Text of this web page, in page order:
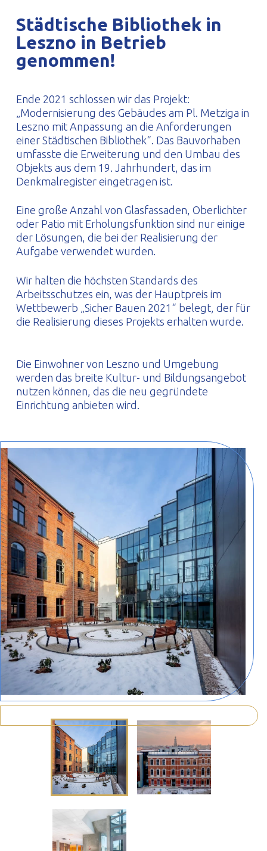
PL
Städtische Bibliothek in
Leszno in Betrieb
genommen!
Ende 2021 schlossen wir das Projekt:
„Modernisierung des Gebäudes am Pl. Metziga in
Leszno mit Anpassung an die Anforderungen
einer Städtischen Bibliothek“. Das Bauvorhaben
umfasste die Erweiterung und den Umbau des
Objekts aus dem 19. Jahrhundert, das im
Denkmalregister eingetragen ist.
Eine große Anzahl von Glasfassaden, Oberlichter
oder Patio mit Erholungsfunktion sind nur einige
der Lösungen, die bei der Realisierung der
Aufgabe verwendet wurden.
Wir halten die höchsten Standards des
Arbeitsschutzes ein, was der Hauptpreis im
Wettbewerb „Sicher Bauen 2021“ belegt, der für
die Realisierung dieses Projekts erhalten wurde.
Die Einwohner von Leszno und Umgebung
werden das breite Kultur- und Bildungsangebot
nutzen können, das die neu gegründete
Einrichtung anbieten wird.